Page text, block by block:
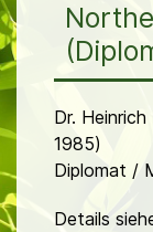
Dr.
1985)
Diplomat /
Details